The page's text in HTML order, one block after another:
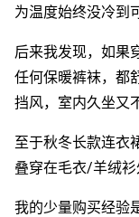
为温度始终没冷到
后来我发现，如果
任何保暖裤袜，都
挡风，室内久坐又
至于秋冬长款连衣
叠穿在毛衣/羊绒衫
我的少量购买经验